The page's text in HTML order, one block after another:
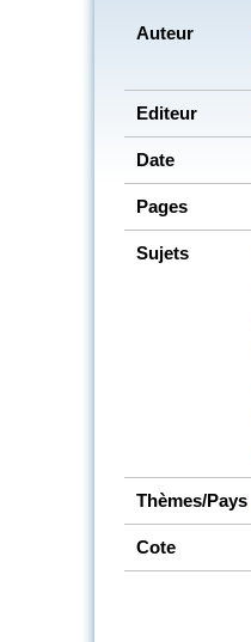
Auteur
Editeur
Date
Pages
Sujets
Thèmes/Pays
Cote